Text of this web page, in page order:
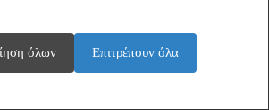
όλων Επιτρέπουν όλα